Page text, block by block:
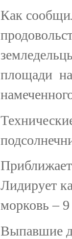
Как
площади
Лидирует
морковь – 9
Выпавшие